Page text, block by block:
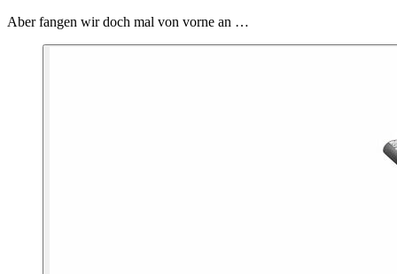
Aber fangen wir doch mal von vorne an …